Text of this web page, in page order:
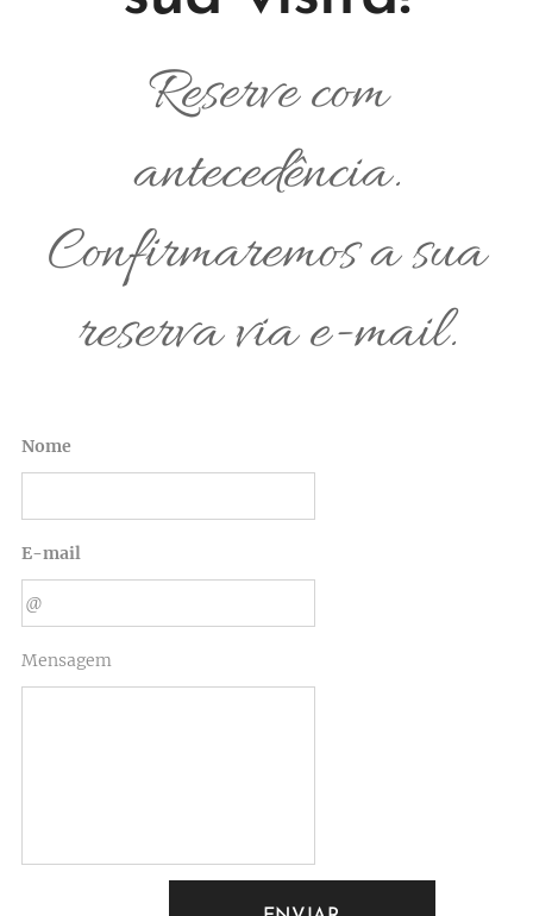
Reserve com
antecedência.
Confirmaremos a sua
reserva via e-mail.
Nome
E-mail
Mensagem